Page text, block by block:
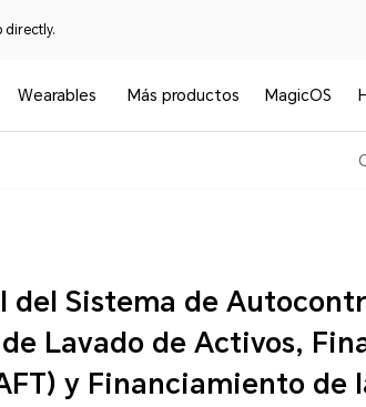
directly.
Wearables Más productos MagicOS
del Riesgo
Lavado de Activos,
de Armas